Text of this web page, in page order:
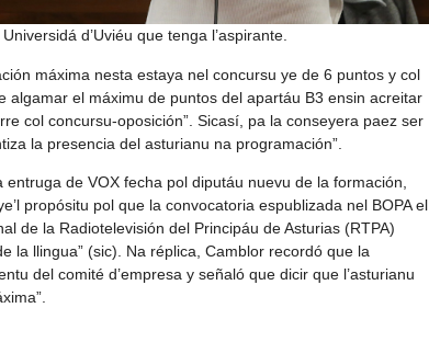
d’Uviéu que tenga l’aspirante.
máxima nesta estaya nel concursu ye de 6 puntos y col
algamar el máximu de puntos del apartáu B3 ensin acreitar
col concursu-oposición”. Sicasí, pa la conseyera paez ser
la presencia del asturianu na programación”.
de VOX fecha pol diputáu nuevu de la formación,
propósitu pol que la convocatoria espublizada nel BOPA el
de la Radiotelevisión del Principáu de Asturias (RTPA)
la llingua” (sic). Na réplica, Camblor recordó que la
del comité d’empresa y señaló que dicir que l’asturianu